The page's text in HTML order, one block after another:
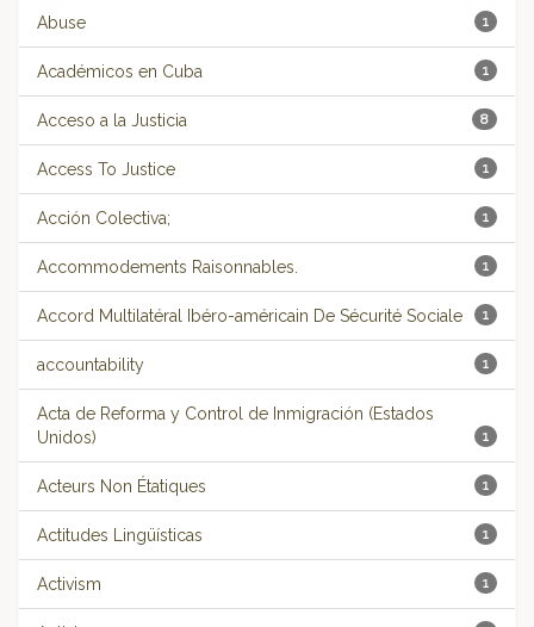
Abuse 1
Académicos en Cuba 1
Acceso a la Justicia 8
Access To Justice 1
Acción Colectiva; 1
Accommodements Raisonnables. 1
Accord Multilatéral Ibéro-américain De Sécurité Sociale 1
accountability 1
Acta de Reforma y Control de Inmigración (Estados
Unidos)
1
Acteurs Non Étatiques 1
Actitudes Lingüísticas 1
Activism 1